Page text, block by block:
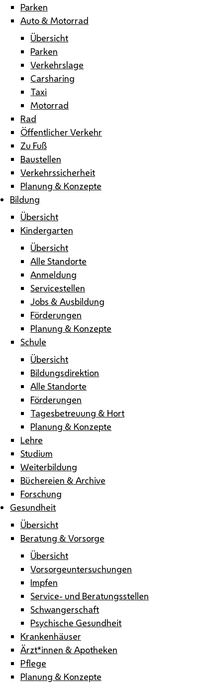
Parken
Auto & Motorrad
Übersicht
Parken
Verkehrslage
Carsharing
Taxi
Motorrad
Rad
Öffentlicher Verkehr
Zu Fuß
Baustellen
Verkehrssicherheit
Planung & Konzepte
Bildung
Übersicht
Kindergarten
Übersicht
Alle Standorte
Anmeldung
Servicestellen
Jobs & Ausbildung
Förderungen
Planung & Konzepte
Schule
Übersicht
Bildungsdirektion
Alle Standorte
Förderungen
Tagesbetreuung & Hort
Planung & Konzepte
Lehre
Studium
Weiterbildung
Büchereien & Archive
Forschung
Gesundheit
Übersicht
Beratung & Vorsorge
Übersicht
Vorsorgeuntersuchungen
Impfen
Service- und Beratungsstellen
Schwangerschaft
Psychische Gesundheit
Krankenhäuser
Ärzt*innen & Apotheken
Pflege
Planung & Konzepte